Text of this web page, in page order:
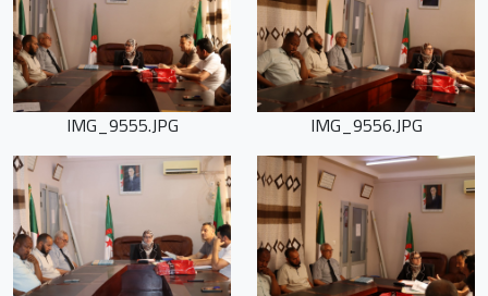
IMG_9556.JPG
IMG_9555.JPG